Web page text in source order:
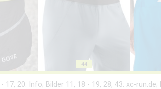
44
17, 20: Info; Bilder 11, 18 - 19, 28, 43: xc-run.de;